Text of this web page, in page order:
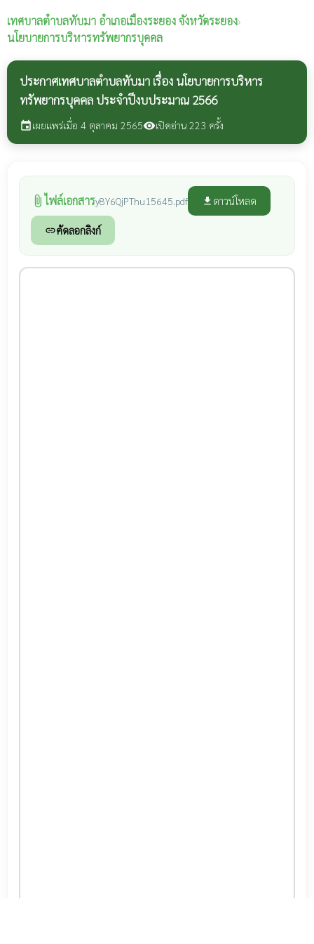
เทศบาลตำบลทับมา อำเภอเมืองระยอง จังหวัดระยอง›
นโยบายการบริหารทรัพยากรบุคคล
ประกาศเทศบาลตำบลทับมา เรื่อง นโยบายการบริหาร
ทรัพยากรบุคคล ประจำปีงบประมาณ 2566
eventเผยแพร่เมื่อ 4 ตุลาคม 2565visibilityเปิดอ่าน 223 ครั้ง
attach_file ไฟล์เอกสารy8Y6QjPThu15645.pdf file_download ดาวน์โหลด
linkคัดลอกลิงก์